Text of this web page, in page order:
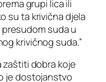
grupi lica ili
su ta krivična djela
suda u
krivičnog suda.”
zaštiti dobra koje
je dostojanstvo